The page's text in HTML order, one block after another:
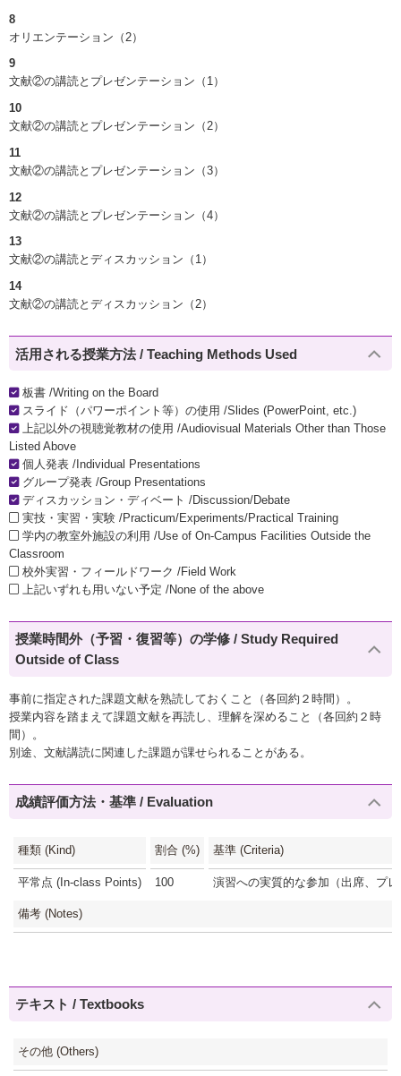
8
オリエンテーション（2）
9
文献②の講読とプレゼンテーション（1）
10
文献②の講読とプレゼンテーション（2）
11
文献②の講読とプレゼンテーション（3）
12
文献②の講読とプレゼンテーション（4）
13
文献②の講読とディスカッション（1）
14
文献②の講読とディスカッション（2）
活用される授業方法 / Teaching Methods Used
板書 /Writing on the Board
スライド（パワーポイント等）の使用 /Slides (PowerPoint, etc.)
上記以外の視聴覚教材の使用 /Audiovisual Materials Other than Those
Listed Above
個人発表 /Individual Presentations
グループ発表 /Group Presentations
ディスカッション・ディベート /Discussion/Debate
実技・実習・実験 /Practicum/Experiments/Practical Training
学内の教室外施設の利用 /Use of On-Campus Facilities Outside the
Classroom
校外実習・フィールドワーク /Field Work
上記いずれも用いない予定 /None of the above
授業時間外（予習・復習等）の学修 / Study Required
Outside of Class
事前に指定された課題文献を熟読しておくこと（各回約２時間）。
授業内容を踏まえて課題文献を再読し、理解を深めること（各回約２時
間）。
別途、文献講読に関連した課題が課せられることがある。
成績評価方法・基準 / Evaluation
種類 (Kind) 割合 (%) 基準 (Criteria)
平常点 (In-class Points) 100 演習への実質的な参加（出席、プ
備考 (Notes)
テキスト / Textbooks
その他 (Others)